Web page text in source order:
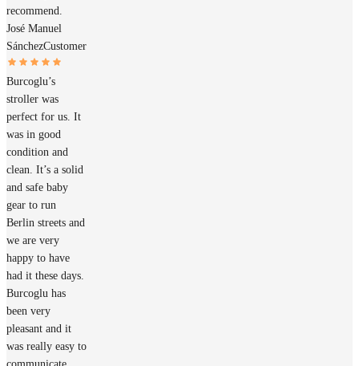
recommend.
José Manuel
SánchezCustomer
Burcoglu’s
stroller was
perfect for us. It
was in good
condition and
clean. It’s a solid
and safe baby
gear to run
Berlin streets and
we are very
happy to have
had it these days.
Burcoglu has
been very
pleasant and it
was really easy to